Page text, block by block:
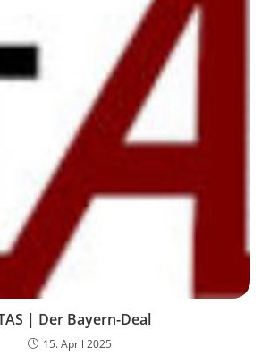
| Der Bayern-Deal
15. April 2025